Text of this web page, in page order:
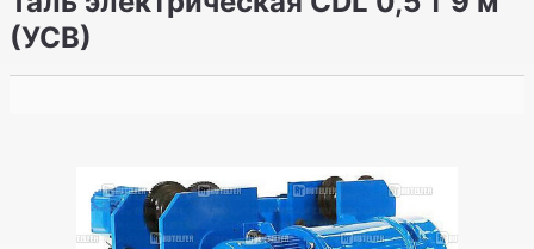
(УСВ)